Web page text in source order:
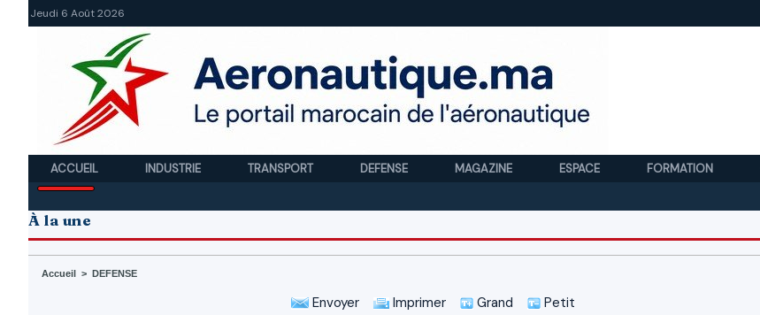
Jeudi 6 Août 2026
ACCUEIL INDUSTRIE TRANSPORT DEFENSE MAGAZINE ESPACE FORMATION
À la une
Accueil > DEFENSE
Envoyer Imprimer Grand Petit